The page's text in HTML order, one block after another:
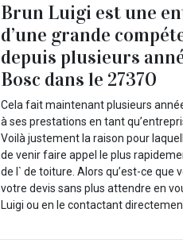
Brun Luigi est une
d’une grande
depuis plusieurs
Bosc dans le 27370
Cela fait maintenant plusieurs
à ses prestations en tant
Voilà justement la raison pour
de venir faire appel le plus
de l` de toiture. Alors qu’est-ce
votre devis sans plus attendre en
Luigi ou en le contactant